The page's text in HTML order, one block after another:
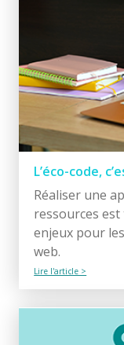
L’éco-code,
Réaliser une
ressources
enjeux pour
web.
Lire l'article >